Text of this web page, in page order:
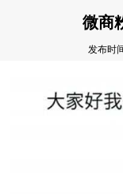
微商
发布时